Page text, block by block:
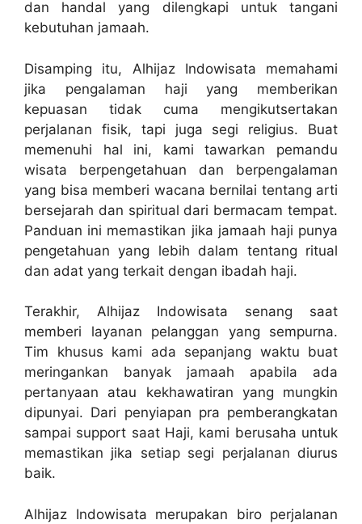
dan handal yang dilengkapi untuk tangani
kebutuhan jamaah.
Disamping itu, Alhijaz Indowisata memahami
jika pengalaman haji yang memberikan
kepuasan tidak cuma mengikutsertakan
perjalanan fisik, tapi juga segi religius. Buat
memenuhi hal ini, kami tawarkan pemandu
wisata berpengetahuan dan berpengalaman
yang bisa memberi wacana bernilai tentang arti
bersejarah dan spiritual dari bermacam tempat.
Panduan ini memastikan jika jamaah haji punya
pengetahuan yang lebih dalam tentang ritual
dan adat yang terkait dengan ibadah haji.
Terakhir, Alhijaz Indowisata senang saat
memberi layanan pelanggan yang sempurna.
Tim khusus kami ada sepanjang waktu buat
meringankan banyak jamaah apabila ada
pertanyaan atau kekhawatiran yang mungkin
dipunyai. Dari penyiapan pra pemberangkatan
sampai support saat Haji, kami berusaha untuk
memastikan jika setiap segi perjalanan diurus
baik.
Alhijaz Indowisata merupakan biro perjalanan